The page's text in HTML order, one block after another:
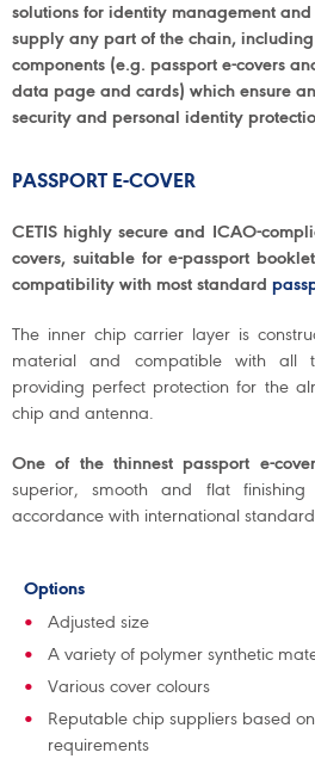
solutions for identity management
supply any part of the chain,
components (e.g. passport e-covers
data page and cards) which ensure
security and personal identity
PASSPORT E-COVER
CETIS highly secure and ICAO-
covers, suitable for e-passport
compatibility with most standard
The inner chip carrier layer is
material and compatible with all
providing perfect protection for the
chip and antenna.
One of the thinnest passport e-
superior, smooth and flat
accordance with international
Options
Adjusted size
A variety of polymer synthetic
Various cover colours
Reputable chip suppliers based on
requirements